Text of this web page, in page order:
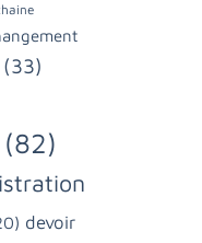
(33)
(82)
devoir